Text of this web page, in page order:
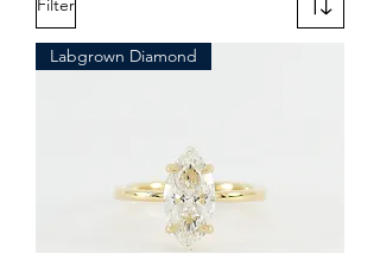
Filter
Labgrown Diamond